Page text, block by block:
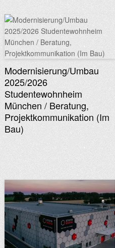
Modernisierung/Umbau
2025/2026
Studentewohnheim
München / Beratung,
Projektkommunikation (Im
Bau)